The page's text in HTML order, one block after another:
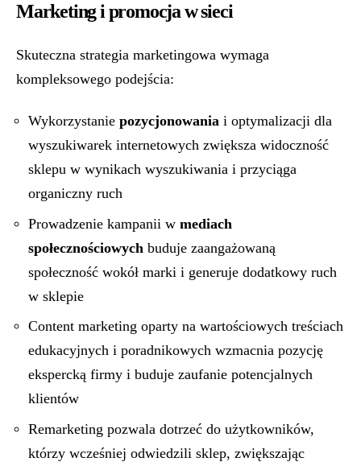
Marketing i promocja w sieci
Skuteczna strategia marketingowa wymaga
kompleksowego podejścia:
Wykorzystanie pozycjonowania i optymalizacji dla
wyszukiwarek internetowych zwiększa widoczność
sklepu w wynikach wyszukiwania i przyciąga
organiczny ruch
Prowadzenie kampanii w mediach
społecznościowych buduje zaangażowaną
społeczność wokół marki i generuje dodatkowy ruch
w sklepie
Content marketing oparty na wartościowych treściach
edukacyjnych i poradnikowych wzmacnia pozycję
ekspercką firmy i buduje zaufanie potencjalnych
klientów
Remarketing pozwala dotrzeć do użytkowników,
którzy wcześniej odwiedzili sklep, zwiększając